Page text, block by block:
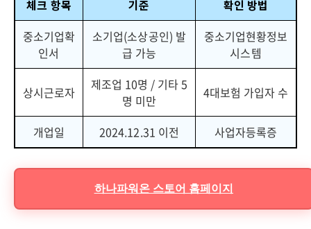
체크 항목 기준
확인 방법
중소기업확
인서
소기업(소상공인) 발
급 가능
중소기업현황정보
시스템
상시근로자
제조업 10명 / 기타 5
명 미만
4대보험 가입자 수
개업일 2024.12.31 이전 사업자등록증
하나파워온 스토어 홈페이지